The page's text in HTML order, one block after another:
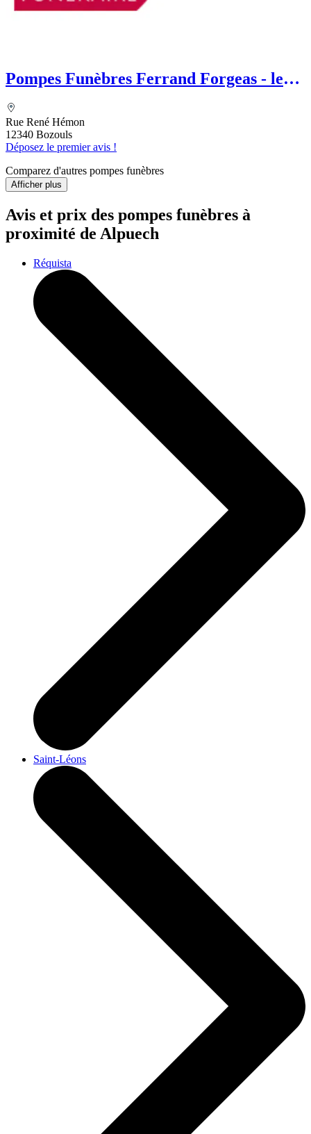
Pompes Funèbres Ferrand Forgeas - le
Rue René Hémon
12340 Bozouls
Déposez le premier avis !
Comparez d'autres pompes funèbres
Afficher plus
Avis et prix des pompes funèbres à
proximité de Alpuech
Réquista
Saint-Léons